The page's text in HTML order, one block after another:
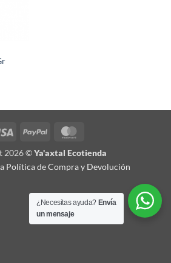
Visa PayPal
2026 ©Ya'axtal Ecotienda
Política de Compra y Devolución
¿Necesitas ayuda? Envía
un mensaje